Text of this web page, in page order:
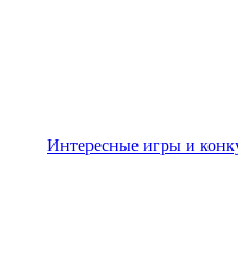
Интересные игры и